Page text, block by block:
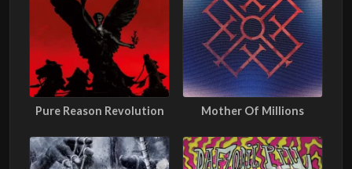
Pure Reason Revolution Mother Of Millions